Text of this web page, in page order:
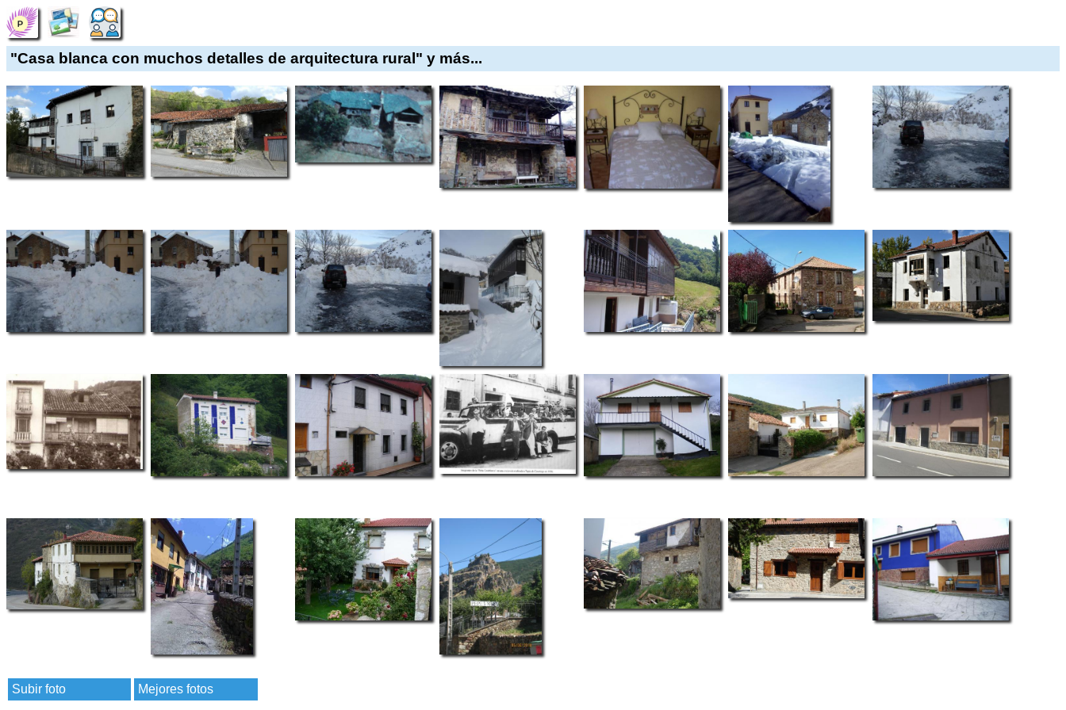
"Casa blanca con muchos detalles de arquitectura rural" y más...
Subir foto Mejores fotos